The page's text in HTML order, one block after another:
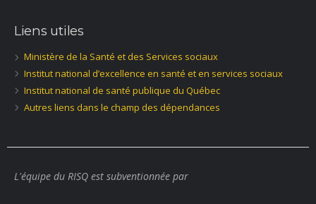
Liens utiles
Ministère de la Santé et des Services sociaux
Institut national d’excellence en santé et en services sociaux
Institut national de santé publique du Québec
Autres liens dans le champ des dépendances
L'équipe du RISQ est subventionnée par